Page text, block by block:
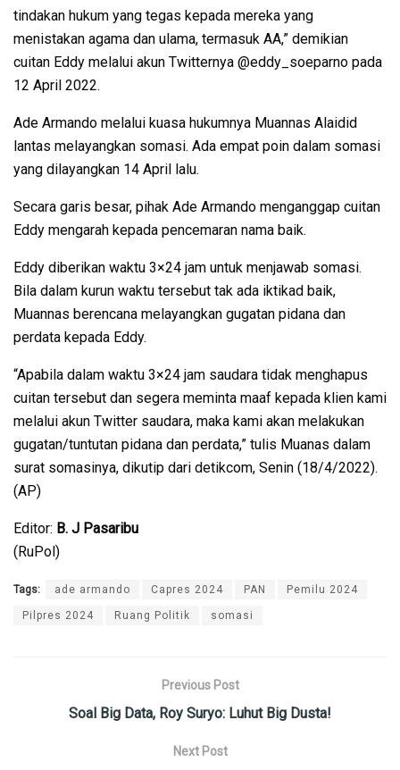
tindakan hukum yang tegas kepada mereka yang
menistakan agama dan ulama, termasuk AA,” demikian
cuitan Eddy melalui akun Twitternya @eddy_soeparno pada
12 April 2022.
Ade Armando melalui kuasa hukumnya Muannas Alaidid
lantas melayangkan somasi. Ada empat poin dalam somasi
yang dilayangkan 14 April lalu.
Secara garis besar, pihak Ade Armando menganggap cuitan
Eddy mengarah kepada pencemaran nama baik.
Eddy diberikan waktu 3×24 jam untuk menjawab somasi.
Bila dalam kurun waktu tersebut tak ada iktikad baik,
Muannas berencana melayangkan gugatan pidana dan
perdata kepada Eddy.
“Apabila dalam waktu 3×24 jam saudara tidak menghapus
cuitan tersebut dan segera meminta maaf kepada klien kami
melalui akun Twitter saudara, maka kami akan melakukan
gugatan/tuntutan pidana dan perdata,” tulis Muanas dalam
surat somasinya, dikutip dari detikcom, Senin (18/4/2022).
(AP)
Editor: B. J Pasaribu
(RuPol)
Tags: ade armando Capres 2024 PAN Pemilu 2024
Pilpres 2024 Ruang Politik somasi
Previous Post
Soal Big Data, Roy Suryo: Luhut Big Dusta!
Next Post